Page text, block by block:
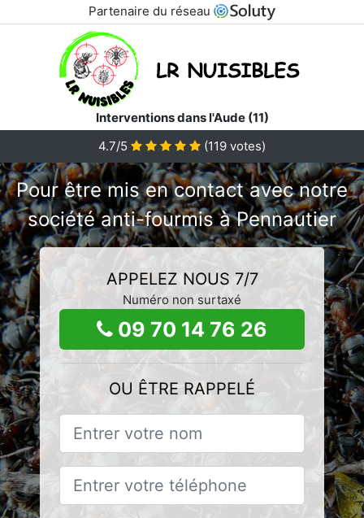
Partenaire du réseau
Interventions dans l'Aude (11)
4.7/5
(119 votes)
Pour être mis en contact avec notre
société anti-fourmis à Pennautier
APPELEZ NOUS 7/7
Numéro non surtaxé
09 70 14 76 26
OU ÊTRE RAPPELÉ